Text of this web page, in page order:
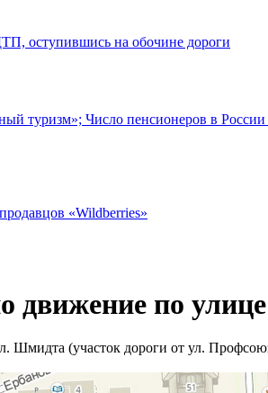
оступившись на обочине дороги
туризм»; Число пенсионеров в
«Wildberries»
движение по
Шмидта (участок дороги от ул.